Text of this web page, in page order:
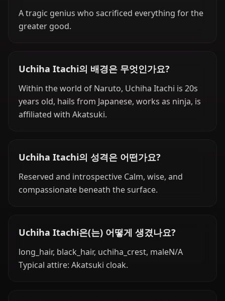
A tragic genius who sacrificed everything for the
greater good.
Uchiha Itachi의 배경은 무엇인가요?
Within the world of Naruto, Uchiha Itachi is 20s
years old, hails from Japanese, works as ninja, is
affiliated with Akatsuki.
Uchiha Itachi의 성격은 어떤가요?
Reserved and introspective Calm, wise, and
compassionate beneath the surface.
Uchiha Itachi은(는) 어떻게 생겼나요?
long_hair, black_hair, uchiha_crest, maleN/A
Typical attire: Akatsuki cloak.